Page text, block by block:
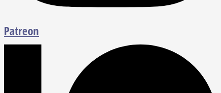
Patreon